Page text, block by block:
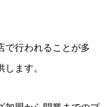
で行われることが多
ます。